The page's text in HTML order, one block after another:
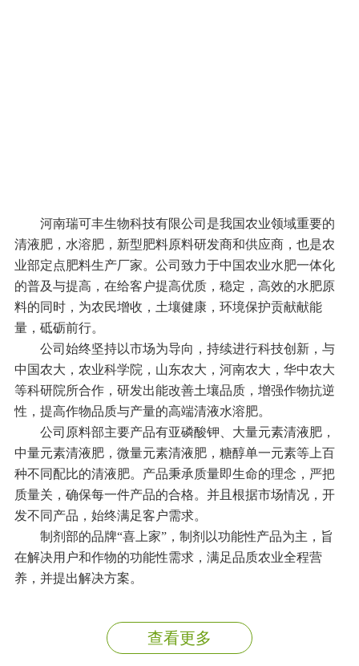
河南瑞可丰生物科技有限公司是我国农业领域重要的
清液肥，水溶肥，新型肥料原料研发商和供应商，也是农
业部定点肥料生产厂家。公司致力于中国农业水肥一体化
的普及与提高，在给客户提高优质，稳定，高效的水肥原
料的同时，为农民增收，土壤健康，环境保护贡献献能
量，砥砺前行。
公司始终坚持以市场为导向，持续进行科技创新，与
中国农大，农业科学院，山东农大，河南农大，华中农大
等科研院所合作，研发出能改善土壤品质，增强作物抗逆
性，提高作物品质与产量的高端清液水溶肥。
公司原料部主要产品有亚磷酸钾、大量元素清液肥，
中量元素清液肥，微量元素清液肥，糖醇单一元素等上百
种不同配比的清液肥。产品秉承质量即生命的理念，严把
质量关，确保每一件产品的合格。并且根据市场情况，开
发不同产品，始终满足客户需求。
制剂部的品牌“喜上家”，制剂以功能性产品为主，旨
在解决用户和作物的功能性需求，满足品质农业全程营
养，并提出解决方案。
查看更多